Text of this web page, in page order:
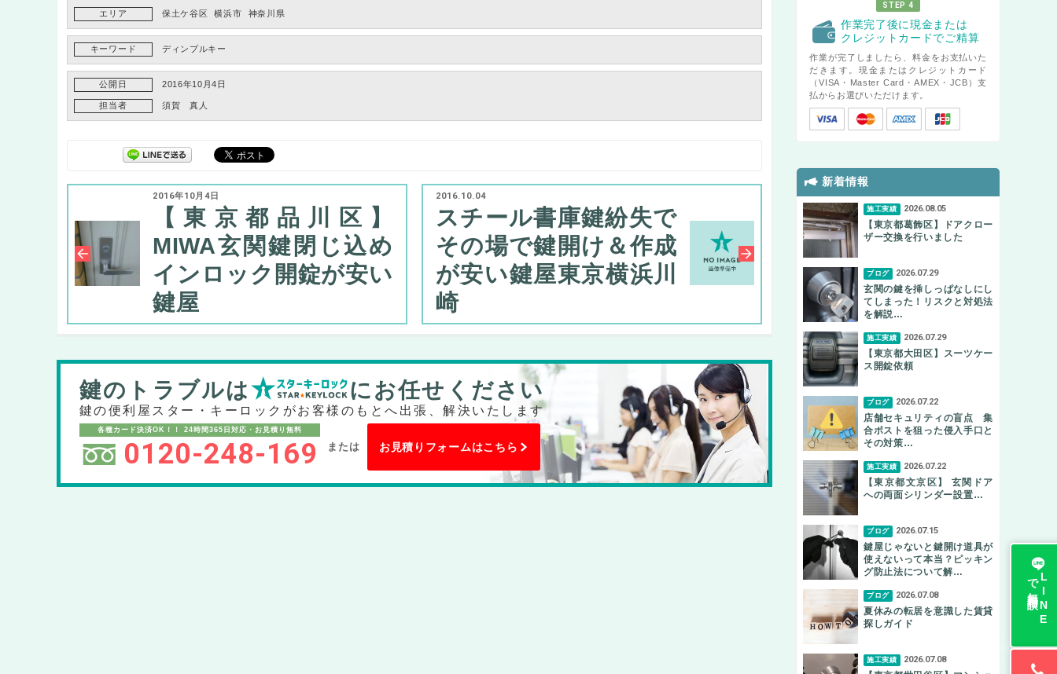
エリア 保土ケ谷区 横浜市 神奈川県
キーワード ディンプルキー
公開日 2016年10月4日
担当者 須賀 真人
2016年10月4日
【東京都品川区】
MIWA玄関鍵閉じ込め
インロック開錠が安い
鍵屋
2016.10.04
スチール書庫鍵紛失で
その場で鍵開け＆作成
が安い鍵屋東京横浜川
崎
鍵のトラブルは にお任せください
鍵の便利屋スター・キーロックがお客様のもとへ出張、解決いたします
各種カード決済OK！！ 24時間365日対応・お見積り無料
0120-248-169 または お見積りフォームはこちら
STEP 4
作業完了後に現金または
クレジットカードでご精算
作業が完了しましたら、料金をお支払いた
だきます。現金またはクレジットカード
（VISA・Master Card・AMEX・JCB）支
払からお選びいただけます。
新着情報
施工実績 2026.08.05
【東京都葛飾区】ドアクロー
ザー交換を行いました
ブログ 2026.07.29
玄関の鍵を挿しっぱなしにし
てしまった！リスクと対処法
を解説…
施工実績 2026.07.29
【東京都大田区】スーツケー
ス開錠依頼
ブログ 2026.07.22
店舗セキュリティの盲点 集
合ポストを狙った侵入手口と
その対策…
施工実績 2026.07.22
【東京都文京区】 玄関ドア
への両面シリンダー設置…
ブログ 2026.07.15
鍵屋じゃないと鍵開け道具が
使えないって本当？ピッキン
グ防止法について解…
ブログ 2026.07.08
夏休みの転居を意識した賃貸
探しガイド
施工実績 2026.07.08
L
I
N
E
で
無料相談